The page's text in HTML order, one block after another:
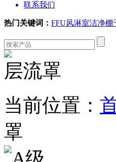
联系我们
热门关键词： FFU风淋室洁净棚
层流罩
当前位置：
罩